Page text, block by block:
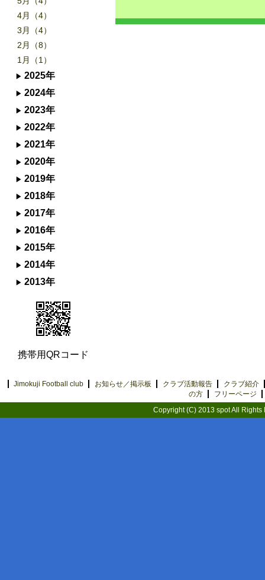
4月（4）
3月（4）
2月（8）
1月（1）
2025年
2024年
2023年
2022年
2021年
2020年
2019年
2018年
2017年
2016年
2015年
2014年
2013年
携帯用QRコード
Jimokuji Football club お知らせ／掲示板 クラブ活動報告
クラブ紹介
の方
フリーページ
Copyright (C) 2013 spot All Rights